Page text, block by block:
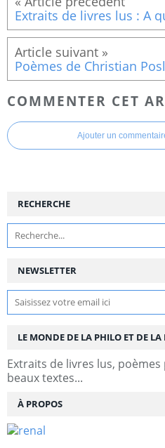
COMMENTER CET
Ajouter un
NEWSLETTER
RECHERCHE
LE MONDE DE LA PHILO ET DE LA
Extraits de livres lus,
beaux textes...
À PROPOS